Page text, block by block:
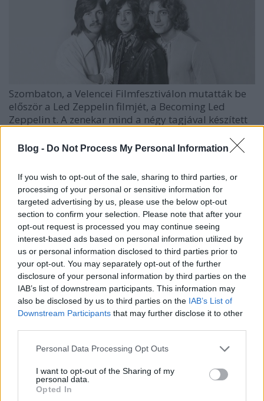
Blog - Do Not Process My Personal Information
If you wish to opt-out of the sale, sharing to third parties, or
processing of your personal or sensitive information for
targeted advertising by us, please use the below opt-out
section to confirm your selection. Please note that after your
opt-out request is processed you may continue seeing
interest-based ads based on personal information utilized by
us or personal information disclosed to third parties prior to
your opt-out. You may separately opt-out of the further
disclosure of your personal information by third parties on the
IAB’s list of downstream participants. This information may
also be disclosed by us to third parties on the IAB’s List of
Downstream Participants that may further disclose it to other
Please note that this website/app uses one or more Google
not limited to your visit or usage behaviour. You may click to
grant or deny consent to Google and its third-party tags to
use your data for below specified purposes in below Google
Personal Data Processing Opt Outs
I want to opt-out of the Sharing of my
personal data.
Opted In
Szombaton, a Velencei Filmfesztiválon mutatták be
először a Led Zeppelin filmjét, a Becoming Led
Zeppelin t. A zenekar mind a négy tagjával készített
AC/DC, Led Zeppelin, Pink Floyd és
theshattered•2021. április 15.